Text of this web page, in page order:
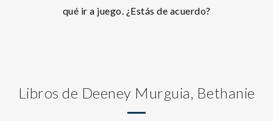
qué ir a juego. ¿Estás de acuerdo?
Libros de Deeney Murguia, Bethanie